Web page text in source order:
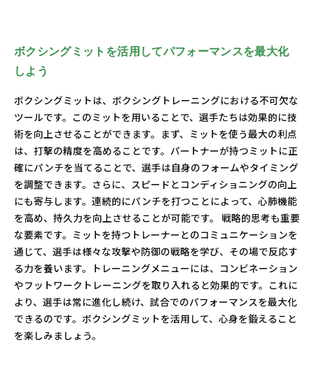
ボクシングミットを活用してパフォーマンスを最大化
しよう
ボクシングミットは、ボクシングトレーニングにおける不可欠な
ツールです。このミットを用いることで、選手たちは効果的に技
術を向上させることができます。まず、ミットを使う最大の利点
は、打撃の精度を高めることです。パートナーが持つミットに正
確にパンチを当てることで、選手は自身のフォームやタイミング
を調整できます。さらに、スピードとコンディショニングの向上
にも寄与します。連続的にパンチを打つことによって、心肺機能
を高め、持久力を向上させることが可能です。 戦略的思考も重要
な要素です。ミットを持つトレーナーとのコミュニケーションを
通じて、選手は様々な攻撃や防御の戦略を学び、その場で反応す
る力を養います。トレーニングメニューには、コンビネーション
やフットワークトレーニングを取り入れると効果的です。これに
より、選手は常に進化し続け、試合でのパフォーマンスを最大化
できるのです。ボクシングミットを活用して、心身を鍛えること
を楽しみましょう。